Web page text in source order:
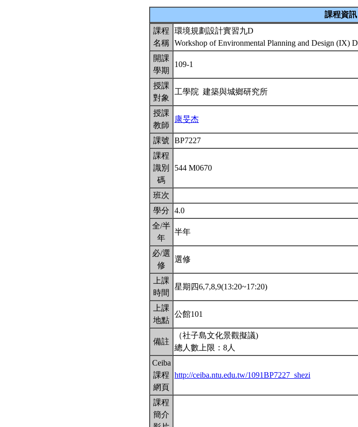
課程資訊
課程
名稱
環境規劃設計實習九D
Workshop of Environmental Planning and Design (IX) D
開課
學期
109-1
授課
對象
工學院 建築與城鄉研究所
授課
教師
康旻杰
課號
BP7227
課程
識別
碼
544 M0670
班次
學分
4.0
全/半
年
半年
必/選
修
選修
上課
時間
星期四6,7,8,9(13:20~17:20)
上課
地點
公館101
備註
（社子島文化景觀擬議)
總人數上限：8人
Ceiba
課程
網頁
http://ceiba.ntu.edu.tw/1091BP7227_shezi
課程
簡介